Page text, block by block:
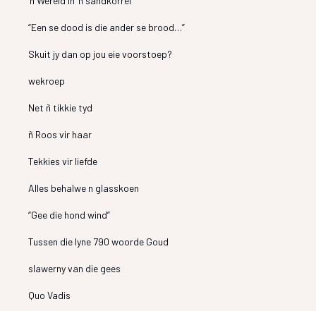
“Een se dood is die ander se brood…”
Skuit jy dan op jou eie voorstoep?
wekroep
Net ñ tikkie tyd
ñ Roos vir haar
Tekkies vir liefde
Alles behalwe n glasskoen
“Gee die hond wind”
Tussen die lyne 790 woorde Goud
slawerny van die gees
Quo Vadis